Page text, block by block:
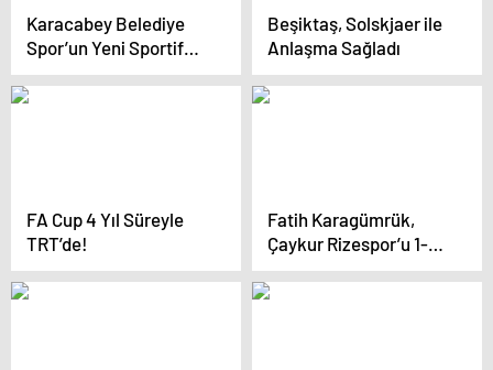
Karacabey Belediye
Spor’un Yeni Sportif
Direktörü Adil
Cenkçiler Oldu
Beşiktaş, Solskjaer ile
Anlaşma Sağladı
FA Cup 4 Yıl Süreyle
TRT’de!
Fatih Karagümrük,
Çaykur Rizespor’u 1-0
Mağlup Etti